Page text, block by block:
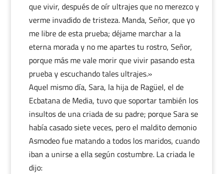
que vivir, después de oír ultrajes que no merezco y
verme invadido de tristeza. Manda, Señor, que yo
me libre de esta prueba; déjame marchar a la
eterna morada y no me apartes tu rostro, Señor,
porque más me vale morir que vivir pasando esta
prueba y escuchando tales ultrajes.»
Aquel mismo día, Sara, la hija de Ragüel, el de
Ecbatana de Media, tuvo que soportar también los
insultos de una criada de su padre; porque Sara se
había casado siete veces, pero el maldito demonio
Asmodeo fue matando a todos los maridos, cuando
iban a unirse a ella según costumbre. La criada le
dijo: